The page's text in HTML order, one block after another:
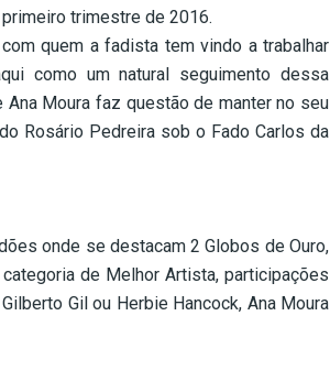
trimestre de 2016.
quem a fadista tem vindo a trabalhar
como um natural seguimento dessa
Moura faz questão de manter no seu
Rosário Pedreira sob o Fado Carlos da
onde se destacam 2 Globos de Ouro,
de Melhor Artista, participações
Gil ou Herbie Hancock, Ana Moura